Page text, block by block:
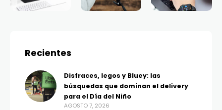
Recientes
Disfraces, legos y Bluey: las
búsquedas que dominan el delivery
para el Día del Niño
AGOSTO 7, 2026